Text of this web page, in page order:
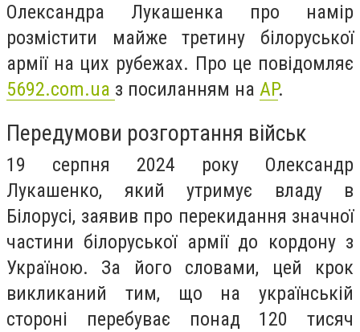
Олександра Лукашенка про намір
розмістити майже третину білоруської
армії на цих рубежах. Про це повідомляє
5692.com.ua з посиланням на AP.
Передумови розгортання військ
19 серпня 2024 року Олександр
Лукашенко, який утримує владу в
Білорусі, заявив про перекидання значної
частини білоруської армії до кордону з
Україною. За його словами, цей крок
викликаний тим, що на українській
стороні перебуває понад 120 тисяч